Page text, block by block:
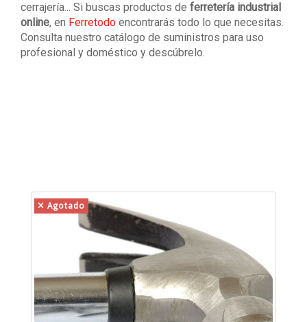
cerrajería... Si buscas productos de ferretería industrial
online, en Ferretodo encontrarás todo lo que necesitas.
Consulta nuestro catálogo de suministros para uso
profesional y doméstico y descúbrelo.
Agotado